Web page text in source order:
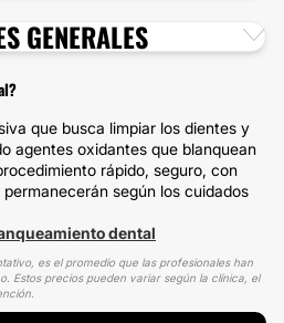
GENERALES
que busca limpiar los dientes y
agentes oxidantes que blanquean
rápido, seguro, con
según los cuidados
dental
es el promedio que las profesionales han
Estos precios pueden variar según la clínica, el